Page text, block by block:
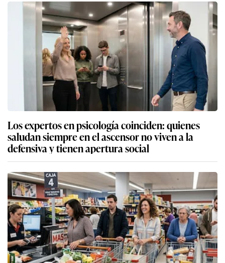
Los expertos en psicología coinciden: quienes
saludan siempre en el ascensor no viven a la
defensiva y tienen apertura social